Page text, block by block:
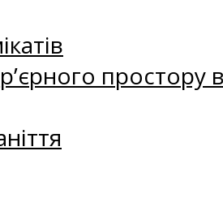
простору